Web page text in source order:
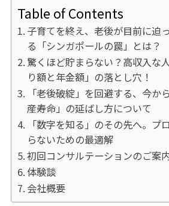
Table of Contents
子育てを終え、老後が目前に迫
る「シンガポールの罠」とは？
驚くほど貯まらない？高収入な
り額と年金額」の落とし穴！
「老後破綻」を回避する、今か
産寿命」の延ばし方について
「数字を知る」のその先へ。プ
らないための最適解
初回コンサルテーションのご案
体験談
会社概要